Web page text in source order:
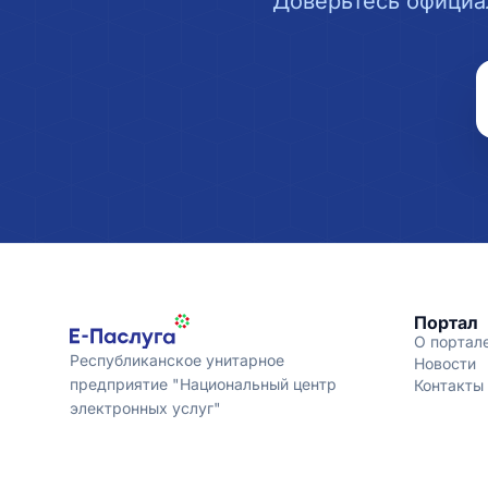
Республиканское унитарное
предприятие "Национальный центр
электронных услуг"
Портал
О
Новости
Контакты